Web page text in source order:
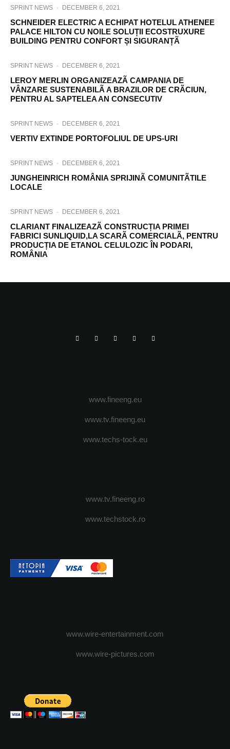
SPRINT NEWS · DECEMBER 6, 2021
SCHNEIDER ELECTRIC A ECHIPAT HOTELUL ATHENEE
PALACE HILTON CU NOILE SOLUȚII ECOSTRUXURE
BUILDING PENTRU CONFORT ȘI SIGURANȚÃ
SPRINT NEWS · DECEMBER 6, 2021
LEROY MERLIN ORGANIZEAZÃ CAMPANIA DE
VÂNZARE SUSTENABILÃ A BRAZILOR DE CRÃCIUN,
PENTRU AL SAPTELEA AN CONSECUTIV
SPRINT NEWS · DECEMBER 6, 2021
VERTIV EXTINDE PORTOFOLIUL DE UPS-URI
SPRINT NEWS · DECEMBER 6, 2021
JUNGHEINRICH ROMÂNIA SPRIJINÃ COMUNITÃTILE
LOCALE
SPRINT NEWS · DECEMBER 6, 2021
CLARIANT FINALIZEAZÃ CONSTRUCȚIA PRIMEI
FABRICI SUNLIQUID,LA SCARÃ COMERCIALÃ, PENTRU
PRODUCȚIA DE ETANOL CELULOZIC ÎN PODARI,
ROMÂNIA
www.fineeng.eu
www.tv.fineeng.eu
www.techs-tock.eu
www.tv.fineeng.ro
www.techstock.ro
www.wire-entertainment.com
www.wire-pictures.com